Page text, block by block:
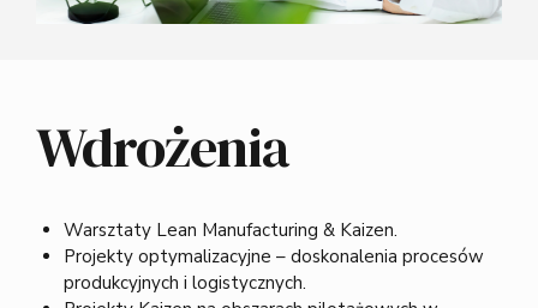
Wdrożenia
Warsztaty Lean Manufacturing & Kaizen.
Projekty optymalizacyjne – doskonalenia procesów
produkcyjnych i logistycznych.